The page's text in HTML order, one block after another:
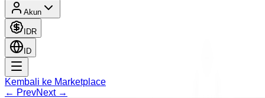
Akun
IDR
ID
Kembali ke Marketplace
← PrevNext →